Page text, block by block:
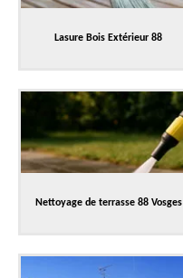
Lasure Bois Extérieur 88
Nettoyage de terrasse 88 Vosges